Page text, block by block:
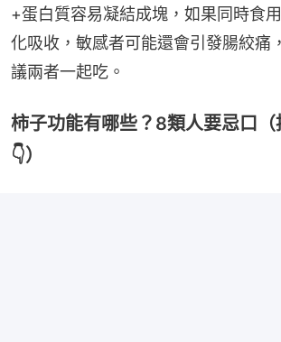
+蛋白質容易凝結成塊，如果同時食
化吸收，敏感者可能還會引發腸絞痛
議兩者一起吃。
柿子功能有哪些？8類人要忌口（
👇）